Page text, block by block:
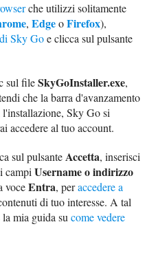
che utilizzi solitamente
,EdgeoFirefox),
Sky Goe clicca sul pulsante
sul fileSkyGoInstaller.exe,
che la barra d'avanzamento
Sky Go si
accedere al tuo account.
sul pulsanteAccetta, inserisci
campiUsername o indirizzo
voceEntra, peraccedere a
di tuo interesse. A tal
la mia guida sucome vedere